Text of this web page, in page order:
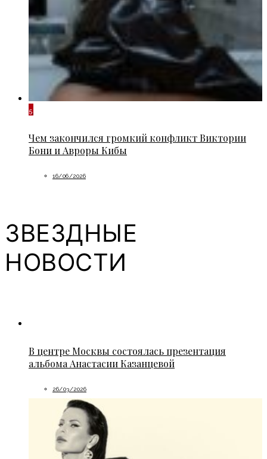
5
Чем закончился громкий конфликт Виктории
Бони и Авроры Кибы
16/06/2026
ЗВЕЗДНЫЕ
НОВОСТИ
В центре Москвы состоялась презентация
альбома Анастасии Казанцевой
26/03/2026